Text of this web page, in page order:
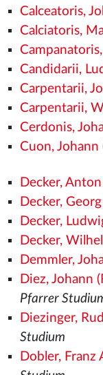
Calceatoris,
Calciatoris,
Candidarii,
Carpentarii,
Carpentarii,
Cerdonis,
Cuon, Johann
Decker, Anton
Decker,
Decker,
Decker,
Demmler,
Diez, Johann
Pfarrer
Diezinger,
Studium
Dobler, Franz